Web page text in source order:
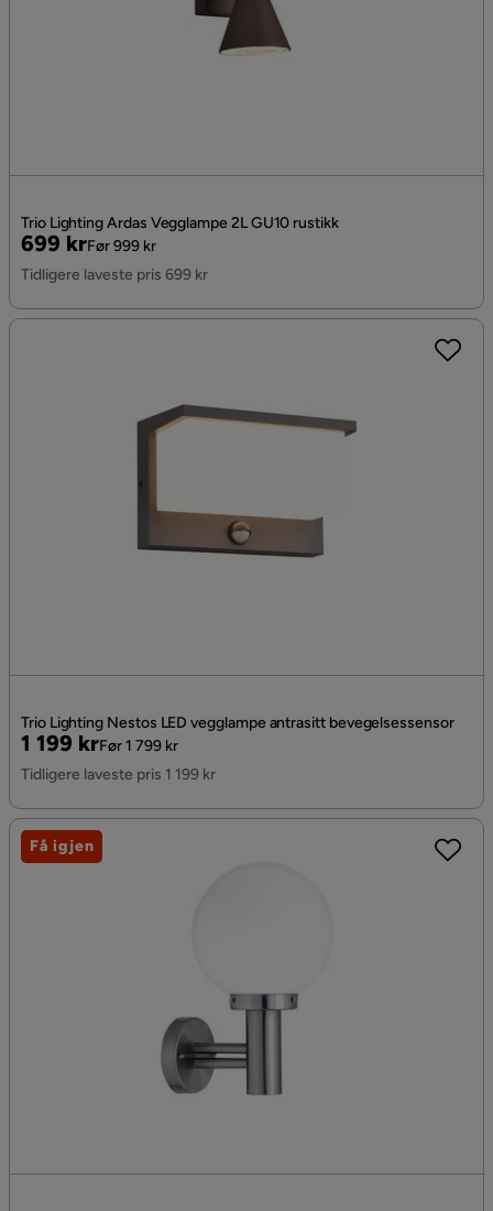
Trio Lighting Ardas Vegglampe 2L GU10 rustikk
Pris
699 kr
Original
Pris
Før 999 kr
Tidligere laveste pris 699 kr
Trio Lighting Nestos LED vegglampe antrasitt bevegelsessensor
Pris
1 199 kr
Original
Pris
Før 1 799 kr
Tidligere laveste pris 1 199 kr
Få igjen